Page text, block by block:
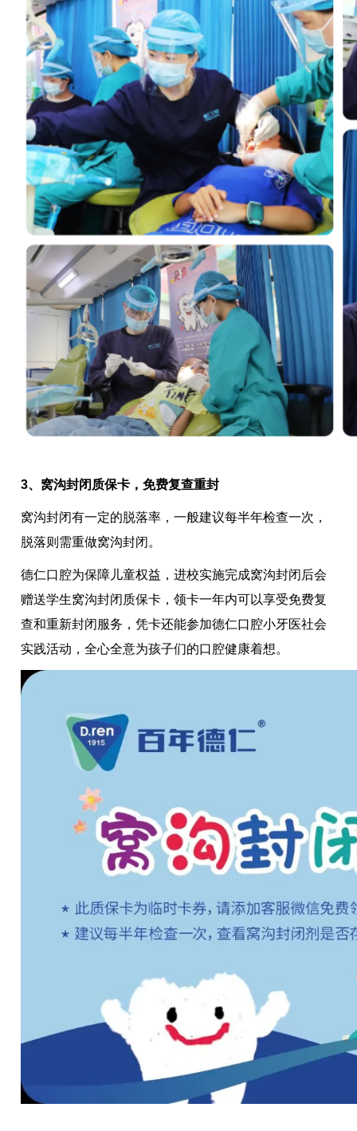
3、窝沟封闭质保卡，免费复查重封
窝沟封闭有一定的脱落率，一般建议每半年检查一次，
脱落则需重做窝沟封闭。
德仁口腔为保障儿童权益，进校实施完成窝沟封闭后会
赠送学生窝沟封闭质保卡，领卡一年内可以享受免费复
查和重新封闭服务，凭卡还能参加德仁口腔小牙医社会
实践活动，全心全意为孩子们的口腔健康着想。